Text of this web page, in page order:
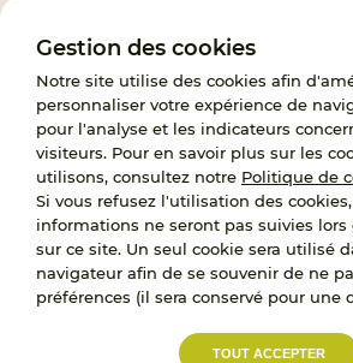
Gestion des cookies
Notre site utilise des cookies afin
personnaliser votre expérience de
pour l'analyse et les indicateurs
visiteurs. Pour en savoir plus sur les
utilisons, consultez notre Politique de
Si vous refusez l'utilisation des cookies,
informations ne seront pas suivies lors
sur ce site. Un seul cookie sera utilisé
navigateur afin de se souvenir de ne
préférences (il sera conservé pour une
TOUT ACCEPTER
Le Groupement d’Intérêt Public France
janvier 2023, a pour objet d’assurer les
119, d’accompagnement des adoptants et de
demandes d’accès aux origines personnelles.
Protégée est également un observatoire et
l’ensemble des professionnels, ainsi qu’un
politique publique à travers le soutien à
nationaux.
RECRUTEMENT
L’État, les Départements et les